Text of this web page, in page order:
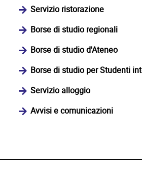
Servizio ristorazione
Borse di studio regionali
Borse di studio d'Ateneo
Borse di studio per Studenti
Servizio alloggio
Avvisi e comunicazioni